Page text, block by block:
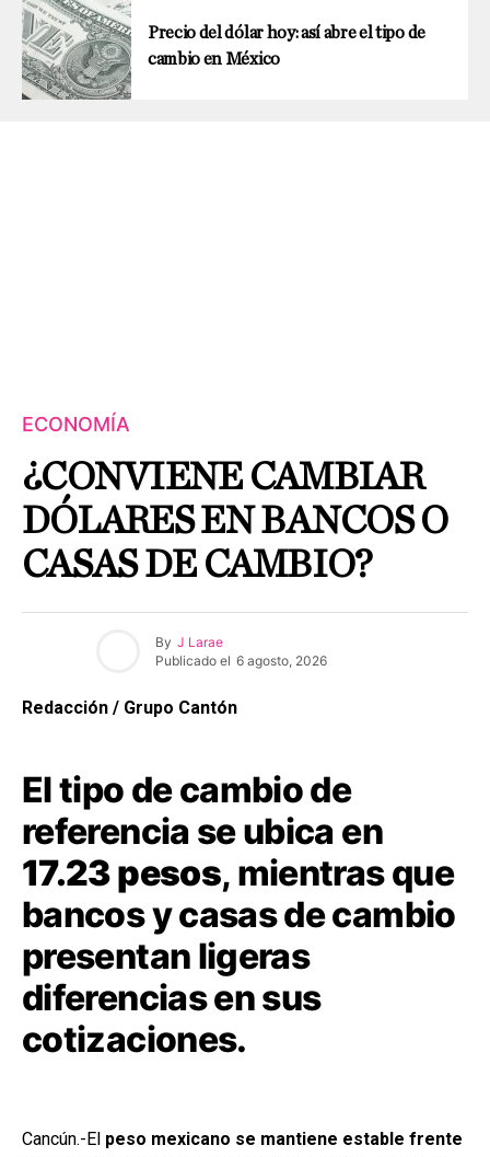
Precio del dólar hoy: así abre el tipo de
cambio en México
ECONOMÍA
¿CONVIENE CAMBIAR
DÓLARES EN BANCOS O
CASAS DE CAMBIO?
By J Larae
Publicado el 6 agosto, 2026
Redacción / Grupo Cantón
El tipo de cambio de
referencia se ubica en
17.23 pesos, mientras que
bancos y casas de cambio
presentan ligeras
diferencias en sus
cotizaciones.
Cancún.-El peso mexicano se mantiene estable frente